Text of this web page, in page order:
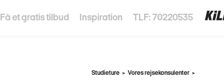
Få et gratis tilbud Inspiration TLF: 70220535
Studieture Vores rejsekonsulenter